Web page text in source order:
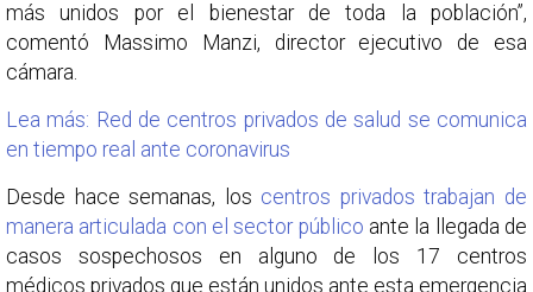
más unidos por el bienestar de toda la población”,
comentó Massimo Manzi, director ejecutivo de esa
cámara.
Lea más: Red de centros privados de salud se comunica
en tiempo real ante coronavirus
Desde hace semanas, los centros privados trabajan de
manera articulada con el sector público ante la llegada de
casos sospechosos en alguno de los 17 centros
médicos privados que están unidos ante esta emergencia